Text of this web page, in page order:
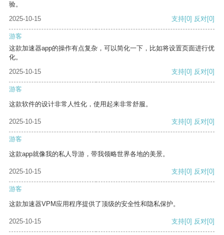
验。
2025-10-15
支持[0] 反对[0]
游客
这款加速器app的操作有点复杂，可以简化一下，比如将设置页面进行优
化。
2025-10-15
支持[0] 反对[0]
游客
这款软件的设计非常人性化，使用起来非常舒服。
2025-10-15 支持[0] 反对[0]
游客
这款app就像我的私人导游，带我领略世界各地的美景。
2025-10-15 支持[0] 反对[0]
游客
这款加速器VPM应用程序提供了顶级的安全性和隐私保护。
2025-10-15 支持[0] 反对[0]